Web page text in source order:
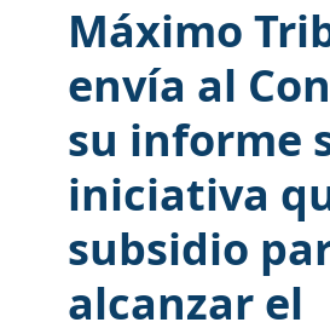
Máximo
envía al
su informe
iniciativa
subsidio
alcanzar el